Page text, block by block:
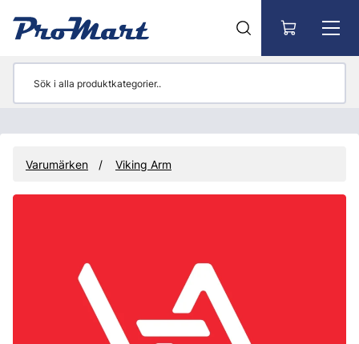
Varumärken Viking Arm